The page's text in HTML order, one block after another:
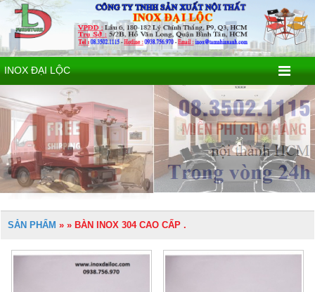
INOX ĐẠI LỘC
SẢN PHẨM » BÀN INOX 304 CAO CẤP .